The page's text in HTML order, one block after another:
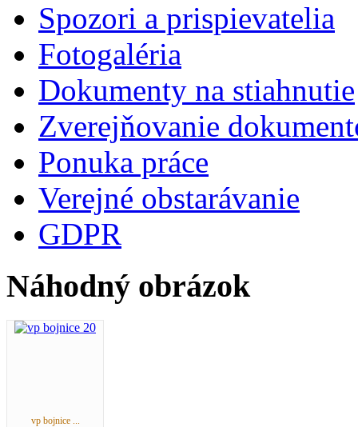
Spozori a prispievatelia
Fotogaléria
Dokumenty na stiahnutie
Zverejňovanie
Ponuka práce
Verejné obstarávanie
GDPR
Náhodný obrázok
vp bojnice ...